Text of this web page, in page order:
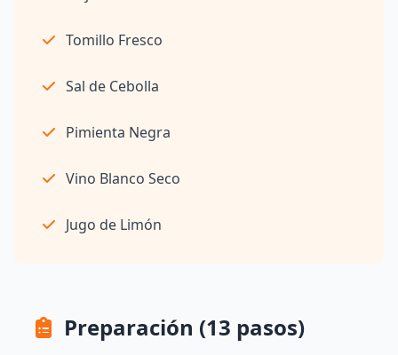
Tomillo Fresco
Sal de Cebolla
Pimienta Negra
Vino Blanco Seco
Jugo de Limón
Preparación (13 pasos)